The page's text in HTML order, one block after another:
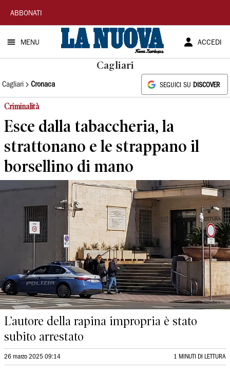
La
Nuova
Sardegna
ABBONATI
MENU ACCEDI
Cagliari
Cagliari Cronaca SEGUICI SU DISCOVER
Criminalità
Esce dalla tabaccheria, la
strattonano e le strappano il
borsellino di mano
L’autore della rapina impropria è stato
subito arrestato
26 marzo 2025 09:14 1 MINUTI DI LETTURA